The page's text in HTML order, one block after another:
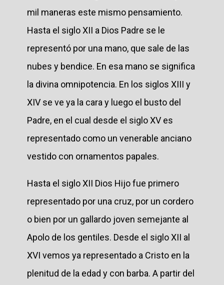
mil maneras este mismo pensamiento.
Hasta el siglo XII a Dios Padre se le
representó por una mano, que sale de las
nubes y bendice. En esa mano se significa
la divina omnipotencia. En los siglos XIII y
XIV se ve ya la cara y luego el busto del
Padre, en el cual desde el siglo XV es
representado como un venerable anciano
vestido con ornamentos papales.
Hasta el siglo XII Dios Hijo fue primero
representado por una cruz, por un cordero
o bien por un gallardo joven semejante al
Apolo de los gentiles. Desde el siglo XII al
XVI vemos ya representado a Cristo en la
plenitud de la edad y con barba. A partir del